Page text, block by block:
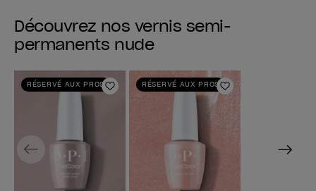
Découvrez nos vernis semi-
permanents nude
RÉSERVÉ AUX PROS
Ajouter aux favoris
RÉSERVÉ AUX PROS
Ajouter aux
Previous Next